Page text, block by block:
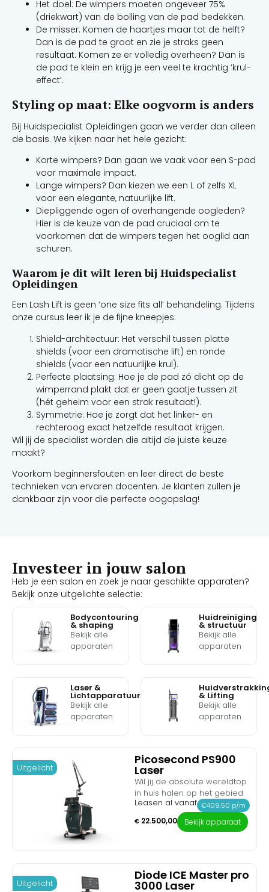
Het doel: De wimpers moeten ongeveer 75%
(driekwart) van de bolling van de pad bedekken.
De misser: Komen de haartjes maar tot de helft?
Dan is de pad te groot en zie je straks geen
resultaat. Komen ze er volledig overheen? Dan is
de pad te klein en krijg je een veel te krachtig ‘krul-
effect’.
Styling op maat: Elke oogvorm is anders
Bij Huidspecialist Opleidingen gaan we verder dan alleen
de basis. We kijken naar het hele gezicht:
Korte wimpers? Dan gaan we vaak voor een S-pad
voor maximale impact.
Lange wimpers? Dan kiezen we een L of zelfs XL
voor een elegante, natuurlijke lift.
Diepliggende ogen of overhangende oogleden?
Hier is de keuze van de pad cruciaal om te
voorkomen dat de wimpers tegen het ooglid aan
schuren.
Waarom je dit wilt leren bij Huidspecialist
Opleidingen
Een Lash Lift is geen ‘one size fits all’ behandeling. Tijdens
onze cursus leer ik je de fijne kneepjes:
Shield-architectuur: Het verschil tussen platte
shields (voor een dramatische lift) en ronde
shields (voor een natuurlijke krul).
Perfecte plaatsing: Hoe je de pad zó dicht op de
wimperrand plakt dat er geen gaatje tussen zit
(hét geheim voor een strak resultaat!).
Symmetrie: Hoe je zorgt dat het linker- en
rechteroog exact hetzelfde resultaat krijgen.
Wil jij de specialist worden die altijd de juiste keuze
maakt?
Voorkom beginnersfouten en leer direct de beste
technieken van ervaren docenten. Je klanten zullen je
dankbaar zijn voor die perfecte oogopslag!
Investeer in jouw salon
Heb je een salon en zoek je naar geschikte apparaten?
Bekijk onze uitgelichte selectie:
Bodycontouring
& shaping
Bekijk alle
apparaten
Huidreiniging
& structuur
Bekijk alle
apparaten
Laser &
Lichtapparatuur
Bekijk alle
apparaten
& Lifting
Bekijk alle
apparaten
Picosecond PS900
Laser
Wil jij de absolute wereldtop
in huis halen op het gebied
van inktverwijdering en
huidrevitalisatie? Maak
kennis met de Picosecond
een ongeëvenaard,
gigantisch piekvermogen
Leasen al vanaf €409.50 p/m
€ 22.500,00 Bekijk apparaat
Uitgelicht
Diode ICE Master pro
3000 Laser
Uitgelicht